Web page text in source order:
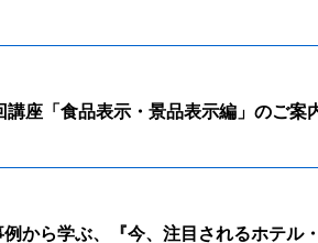
座「食品表示・景品表示編」のご案
から学ぶ、『今、注目されるホテル